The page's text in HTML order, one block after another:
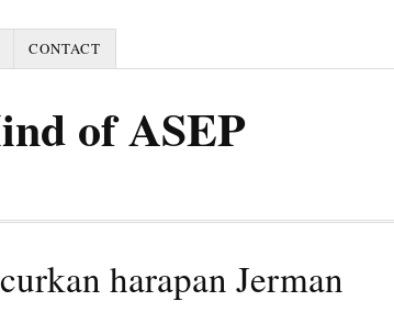
CONTACT
of ASEP
harapan Jerman